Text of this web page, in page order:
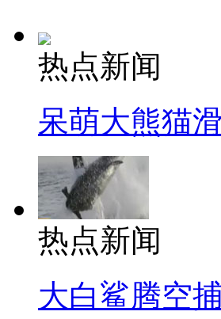
热点新闻
呆萌大熊猫
热点新闻
大白鲨腾空